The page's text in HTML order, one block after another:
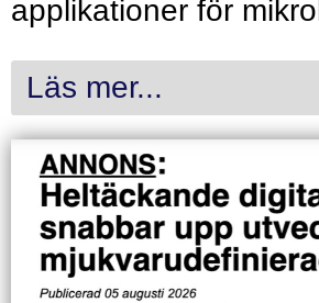
applikationer för
Läs mer...